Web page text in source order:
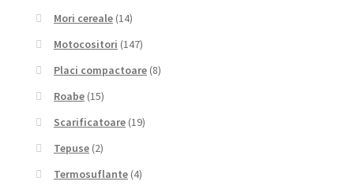
Mori cereale (14)
Motocositori (147)
Placi compactoare (8)
Roabe (15)
Scarificatoare (19)
Tepuse (2)
Termosuflante (4)